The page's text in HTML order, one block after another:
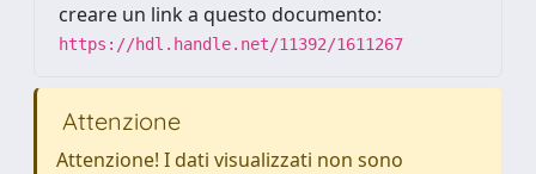
creare un link a questo documento:
https://hdl.handle.net/11392/1611267
Attenzione
Attenzione! I dati visualizzati non sono